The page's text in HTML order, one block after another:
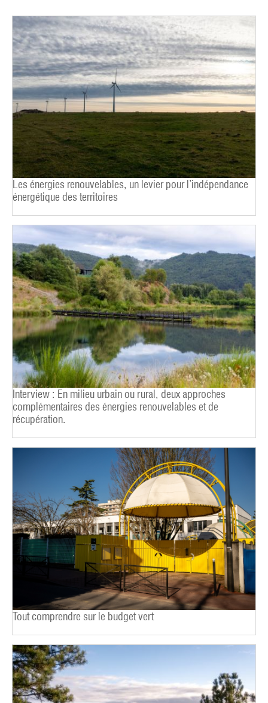
Les énergies renouvelables, un levier pour l’indépendance
énergétique des territoires
Interview : En milieu urbain ou rural, deux approches
complémentaires des énergies renouvelables et de
récupération.
Tout comprendre sur le budget vert